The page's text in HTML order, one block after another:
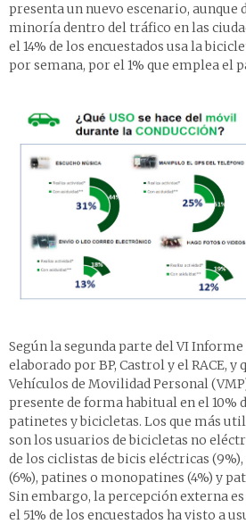
presenta un nuevo escenario, aunque
minoría dentro del tráfico en las
el 14% de los encuestados usa la
por semana, por el 1% que emplea el
Según la segunda parte del VI
elaborado por BP, Castrol y el RACE, y
Vehículos de Movilidad Personal
presente de forma habitual en el 10%
patinetes y bicicletas. Los que más
son los usuarios de bicicletas no
de los ciclistas de bicis eléctricas
(6%), patines o monopatines (4%) y
Sin embargo, la percepción externa
el 51% de los encuestados ha visto a